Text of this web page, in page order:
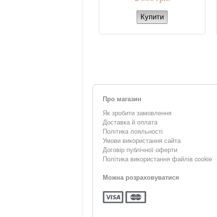
Про магазин
Як зробити замовлення
Доставка й оплата
Політика лояльності
Умови використання сайта
Договір публічної оферти
Політика використання файлів cookie
Можна розраховуватися